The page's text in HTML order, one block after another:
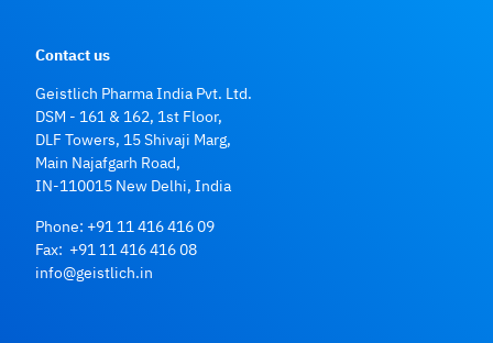
Contact us
Geistlich Pharma India Pvt. Ltd.
DSM - 161 & 162, 1st Floor,
DLF Towers, 15 Shivaji Marg,
Main Najafgarh Road,
IN-110015 New Delhi, India
Phone: +91 11 416 416 09
Fax: +91 11 416 416 08
info@geistlich.in